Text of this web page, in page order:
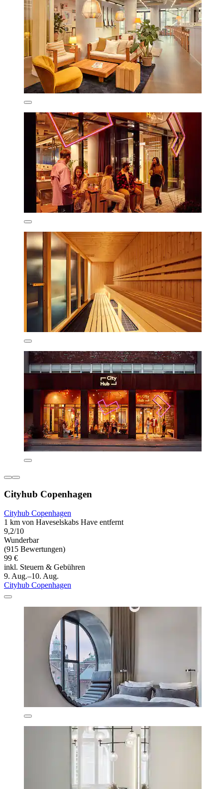
Cityhub Copenhagen
Cityhub Copenhagen
1 km von Haveselskabs Have entfernt
9,2/10
Wunderbar
(915 Bewertungen)
99 €
inkl. Steuern & Gebühren
9. Aug.–10. Aug.
Cityhub Copenhagen